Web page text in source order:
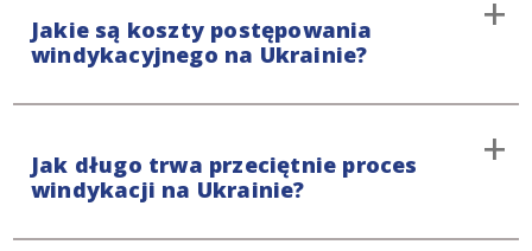
przedsądowego, unikając interwencji sądu. Jeśli
windykacja polubowna nie przyniesie oczekiwanych
bieżąco będziemy informować Cię o przebiegu
sprawy.
Jakie są koszty postępowania
windykacyjnego na Ukrainie?
zasadzie „No Win, No Fee”, w tym windykację
należności na Ukrainie. Opłata początkowa wynosi
Jak długo trwa przeciętnie proces
windykacji na Ukrainie?